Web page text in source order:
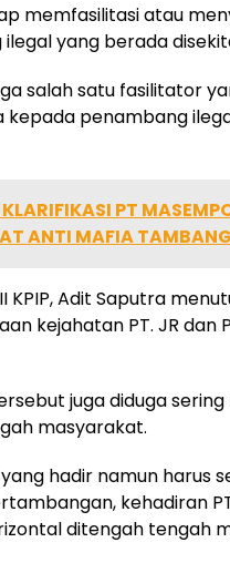
memfasilitasi atau
yang berada
salah satu fasilitator
kepada penambang
PT
ANTI MAFIA
Adit Saputra
kejahatan PT. JR dan
juga diduga
masyarakat.
hadir namun harus
kehadiran
ditengah tengah